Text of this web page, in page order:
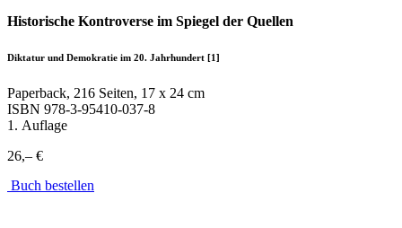
Historische Kontroverse im Spiegel der Quellen
Diktatur und Demokratie im 20. Jahrhundert [1]
Paperback, 216 Seiten, 17 x 24 cm
ISBN 978-3-95410-037-8
1. Auflage
26,– €
Buch bestellen